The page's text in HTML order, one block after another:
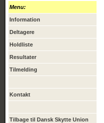
Menu:
Information
Deltagere
Holdliste
Resultater
Tilmelding
Kontakt
Tilbage til Dansk Skytte Union